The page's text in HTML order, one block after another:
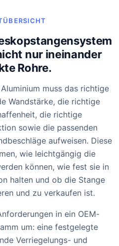
nur ineinander
Rohre.
muss das richtige
Wandstärke, die richtige
die richtige
sowie die passenden
aufweisen. Diese
wie leichtgängig die
können, wie fest sie in
halten und ob die Stange
und zu verkaufen ist.
in ein OEM-
um: eine festgelegte
Verriegelungs- und